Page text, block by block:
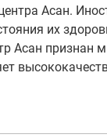
Асан.
их
Асан признан